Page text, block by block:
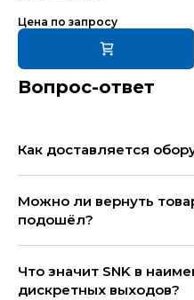
Цена по запросу
Вопрос-ответ
Как доставляется
Можно ли вернуть
подошёл?
Что значит SNK в
дискретных выходов?